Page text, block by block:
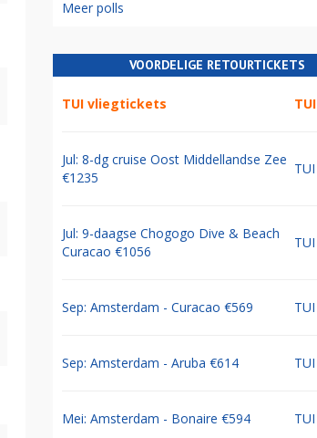
Meer polls
VOORDELIGE RETOURTICKETS
TUI vliegtickets TUI
Jul: 8-dg cruise Oost Middellandse Zee
€1235
TUI
Jul: 9-daagse Chogogo Dive & Beach
Curacao €1056
TUI
Sep: Amsterdam - Curacao €569 TUI
Sep: Amsterdam - Aruba €614 TUI
Mei: Amsterdam - Bonaire €594 TUI